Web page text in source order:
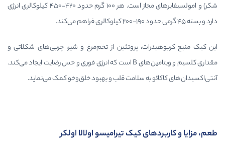
شکر) و امولسیفایرهای مجاز است. هر ۱۰۰ گرم حدود ۴۲۰–۴۵۰ کیلوکالری انرژی
پروتئین از تخم‌مرغ و شیر، چربی‌های شکلاتی و
مقداری کلسیم و ویتامین‌های B است که انرژی فوری و حس رضایت ایجاد می‌کند.
به سلامت قلب و بهبود خلق‌وخو کمک می‌نماید.
کیک تیرامیسو اولالا اولکر